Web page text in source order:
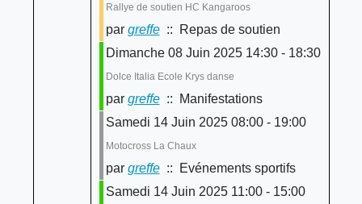
Rallye de soutien HC Kangaroos
par greffe:: Repas de soutien
Dimanche 08 Juin 2025 14:30 - 18:30
Dolce Italia Ecole Krys danse
par greffe:: Manifestations
Samedi 14 Juin 2025 08:00 - 19:00
Motocross La Chaux
par greffe:: Evénements sportifs
Samedi 14 Juin 2025 11:00 - 15:00